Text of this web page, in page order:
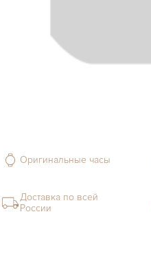
Оригинальные часы
Доставка по всей
России